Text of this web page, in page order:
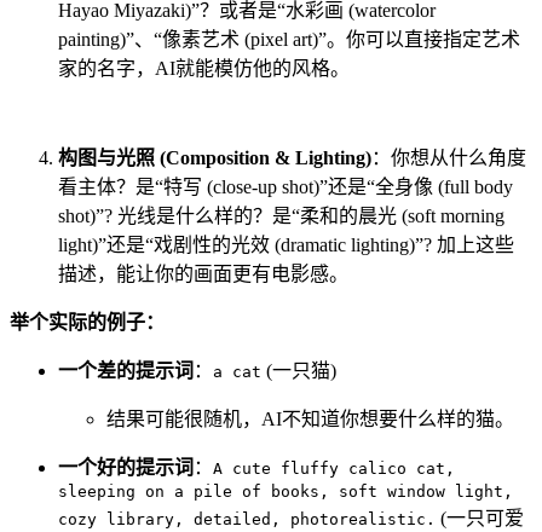
Hayao Miyazaki)”？或者是“水彩画 (watercolor
painting)”、“像素艺术 (pixel art)”。你可以直接指定艺术
家的名字，AI就能模仿他的风格。
构图与光照 (Composition & Lighting)：你想从什么角度
看主体？是“特写 (close-up shot)”还是“全身像 (full body
shot)”? 光线是什么样的？是“柔和的晨光 (soft morning
light)”还是“戏剧性的光效 (dramatic lighting)”? 加上这些
描述，能让你的画面更有电影感。
举个实际的例子：
一个差的提示词 ： a cat (一只猫)
结果可能很随机，AI不知道你想要什么样的猫。
一个好的提示词 ： A cute fluffy calico cat,
sleeping on a pile of books, soft window light,
cozy library, detailed, photorealistic. (一只可爱